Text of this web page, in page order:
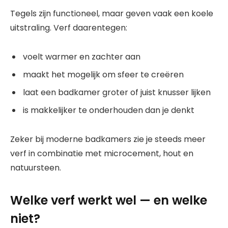
Tegels zijn functioneel, maar geven vaak een koele
uitstraling. Verf daarentegen:
voelt warmer en zachter aan
maakt het mogelijk om sfeer te creëren
laat een badkamer groter of juist knusser lijken
is makkelijker te onderhouden dan je denkt
Zeker bij moderne badkamers zie je steeds meer
verf in combinatie met microcement, hout en
natuursteen.
Welke verf werkt wel — en welke
niet?